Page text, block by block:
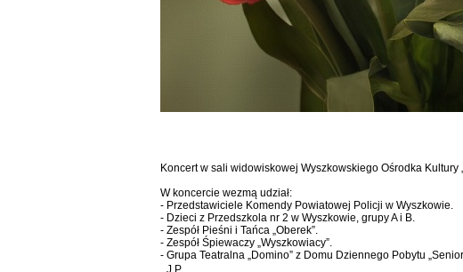
Koncert w sali widowiskowej Wyszkowskiego Ośrodka Kultury
W koncercie wezmą udział:
- Przedstawiciele Komendy Powiatowej Policji w Wyszkowie.
- Dzieci z Przedszkola nr 2 w Wyszkowie, grupy A i B.
- Zespół Pieśni i Tańca „Oberek”.
- Zespół Śpiewaczy „Wyszkowiacy”.
- Grupa Teatralna „Domino” z Domu Dziennego Pobytu
J.P.